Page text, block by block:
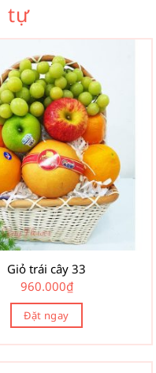
tự
Giỏ trái cây 33
960.000₫
Đặt ngay